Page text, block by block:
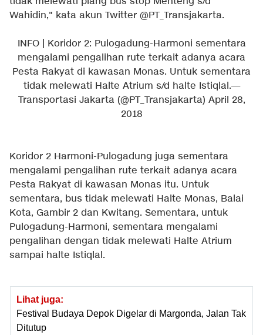
Wahidin," kata akun Twitter @PT_Transjakarta.
INFO | Koridor 2: Pulogadung-Harmoni sementara
mengalami pengalihan rute terkait adanya acara
Pesta Rakyat di kawasan Monas. Untuk sementara
tidak melewati Halte Atrium s/d halte Istiqlal.—
Transportasi Jakarta (@PT_Transjakarta) April 28,
2018
Koridor 2 Harmoni-Pulogadung juga sementara
mengalami pengalihan rute terkait adanya acara
Pesta Rakyat di kawasan Monas itu. Untuk
sementara, bus tidak melewati Halte Monas, Balai
Kota, Gambir 2 dan Kwitang. Sementara, untuk
Pulogadung-Harmoni, sementara mengalami
pengalihan dengan tidak melewati Halte Atrium
sampai halte Istiqlal.
Lihat juga:
Festival Budaya Depok Digelar di Margonda, Jalan Tak
Ditutup